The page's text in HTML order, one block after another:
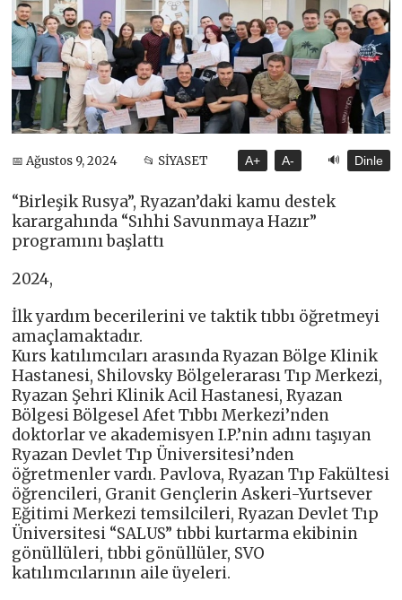
📅 Ağustos 9, 2024 📂 SİYASET A+ A- 🔊 Dinle
“Birleşik Rusya”, Ryazan’daki kamu destek
karargahında “Sıhhi Savunmaya Hazır”
programını başlattı
2024,
İlk yardım becerilerini ve taktik tıbbı öğretmeyi
amaçlamaktadır.
Kurs katılımcıları arasında Ryazan Bölge Klinik
Hastanesi, Shilovsky Bölgelerarası Tıp Merkezi,
Ryazan Şehri Klinik Acil Hastanesi, Ryazan
Bölgesi Bölgesel Afet Tıbbı Merkezi’nden
doktorlar ve akademisyen I.P.’nin adını taşıyan
Ryazan Devlet Tıp Üniversitesi’nden
öğretmenler vardı. Pavlova, Ryazan Tıp Fakültesi
öğrencileri, Granit Gençlerin Askeri-Yurtsever
Eğitimi Merkezi temsilcileri, Ryazan Devlet Tıp
Üniversitesi “SALUS” tıbbi kurtarma ekibinin
gönüllüleri, tıbbi gönüllüler, SVO
katılımcılarının aile üyeleri.